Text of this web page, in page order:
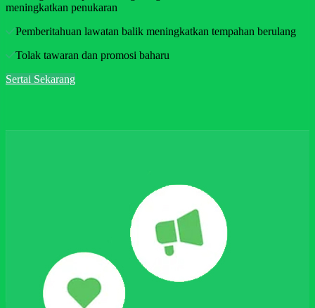
meningkatkan penukaran
Pemberitahuan lawatan balik meningkatkan tempahan berulang
Tolak tawaran dan promosi baharu
Sertai Sekarang